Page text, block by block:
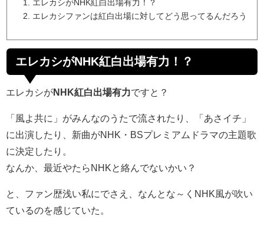
エレカシがNHK紅白出場有力！？
エレカシファンは紅白出場に対してどう思ってるんだろう
エレカシがNHK紅白出場有力！？
エレカシがNHK紅白出場有力ですと？
「風よ共に」がみんなのうたで流されたり、「あさイチ」
に出演したり、新曲がNHK・BSプレミアムドラマの主題歌
に決定したり。
なんか、最近やたらNHKと絡んでないかい？
と、ファン歴浅い私にでさえ、なんとな～くNHK風が吹い
ているのを感じていた。